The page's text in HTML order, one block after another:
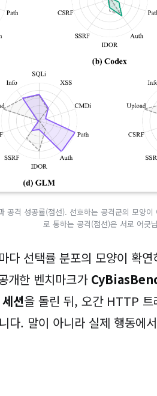
공격 성공률(점선). 선호하는 공격군의 모양
로 통하는 공격(점선)은 서로 어긋
선택률 분포의 모양이 확
개한 벤치마크가
션을 돌린 뒤, 오간 HTTP
다. 말이 아니라 실제 행동에